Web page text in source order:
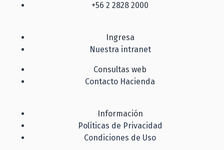
+56 2 2828 2000
Ingresa
Nuestra intranet
Consultas web
Contacto Hacienda
Información
Políticas de Privacidad
Condiciones de Uso